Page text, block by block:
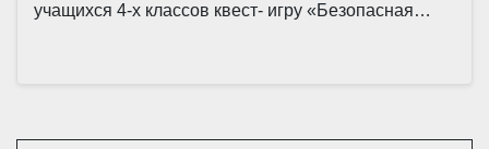
учащихся 4-х классов квест- игру «Безопасная…